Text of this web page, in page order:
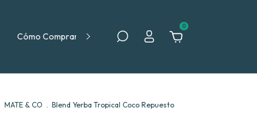
Cómo Comprar Política de Devolución
0
MATE & CO . Blend Yerba Tropical Coco Repuesto